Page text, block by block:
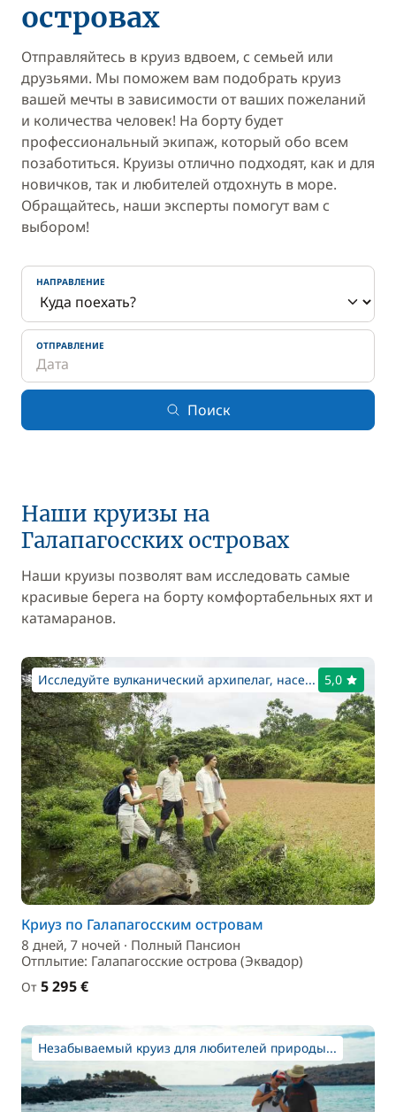
островах
Отправляйтесь в круиз вдвоем, с семьей или
друзьями. Мы поможем вам подобрать круиз
вашей мечты в зависимости от ваших пожеланий
и количества человек! На борту будет
профессиональный экипаж, который обо всем
позаботиться. Круизы отлично подходят, как и для
новичков, так и любителей отдохнуть в море.
Обращайтесь, наши эксперты помогут вам с
выбором!
НАПРАВЛЕНИЕ
ОТПРАВЛЕНИЕ
Поиск
Наши круизы на
Галапагосских островах
Наши круизы позволят вам исследовать самые
красивые берега на борту комфортабельных яхт и
катамаранов.
Исследуйте вулканический архипелаг, насе... 5,0
Криуз по Галапагосским островам
8 дней, 7 ночей · Полный Пансион
Отплытие: Галапагосские острова (Эквадор)
От 5 295 €
Незабываемый круиз для любителей природы...